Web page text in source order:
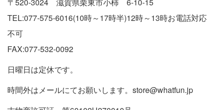
TEL:077-575-6016(10時～17時半)12時～13時お電話対応
不可
FAX:077-532-0092
日曜日は定休です。
時間外はメールにてお願いします。store@whatfun.jp